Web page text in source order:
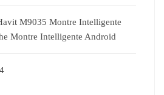
M9035 Montre Intelligente
Montre Intelligente Android